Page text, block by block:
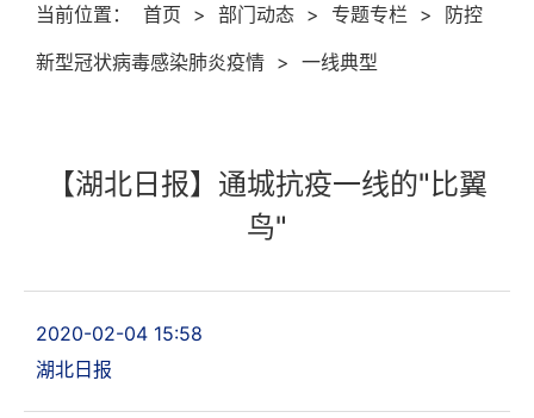
当前位置： 首页 > 部门动态 > 专题专栏 >
防控
新型冠状病毒感染肺炎疫情 > 一线典型
【湖北日报】通城抗疫一线的"比翼
鸟"
2020-02-04 15:58
湖北日报